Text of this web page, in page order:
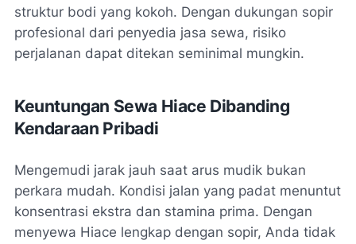
struktur bodi yang kokoh. Dengan dukungan sopir
profesional dari penyedia jasa sewa, risiko
perjalanan dapat ditekan seminimal mungkin.
Keuntungan Sewa Hiace Dibanding
Kendaraan Pribadi
Mengemudi jarak jauh saat arus mudik bukan
perkara mudah. Kondisi jalan yang padat menuntut
konsentrasi ekstra dan stamina prima. Dengan
menyewa Hiace lengkap dengan sopir, Anda tidak